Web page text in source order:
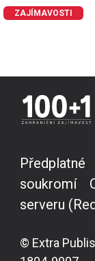
ZAJÍMAVOSTI
Předplatné
soukromí
serveru
© Extra